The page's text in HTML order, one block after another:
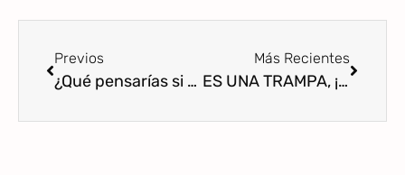
Previos
¿Qué pensarías si alguien te cuenta que está en una relación en la que:
Más Recientes
ES UNA TRAMPA, ¡CUIDADO!